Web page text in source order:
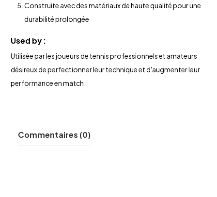
Construite avec des matériaux de haute qualité pour une
durabilité prolongée
Used by :
Utilisée par les joueurs de tennis professionnels et amateurs
désireux de perfectionner leur technique et d'augmenter leur
performance en match.
Commentaires (0)